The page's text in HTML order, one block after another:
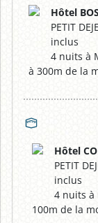
Hôtel
PETIT
inclus
4 nuits à
à 300m de la
Hôtel
PETIT
inclus
4 nuits à
100m de la